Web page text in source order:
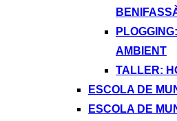
AMBIENT
TALLER:
ESCOLA DE
ESCOLA DE